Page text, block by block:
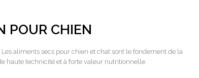
POUR CHIEN
aliments secs pour chien et chat sont le fondement de la
haute technicité et à forte valeur nutritionnelle.